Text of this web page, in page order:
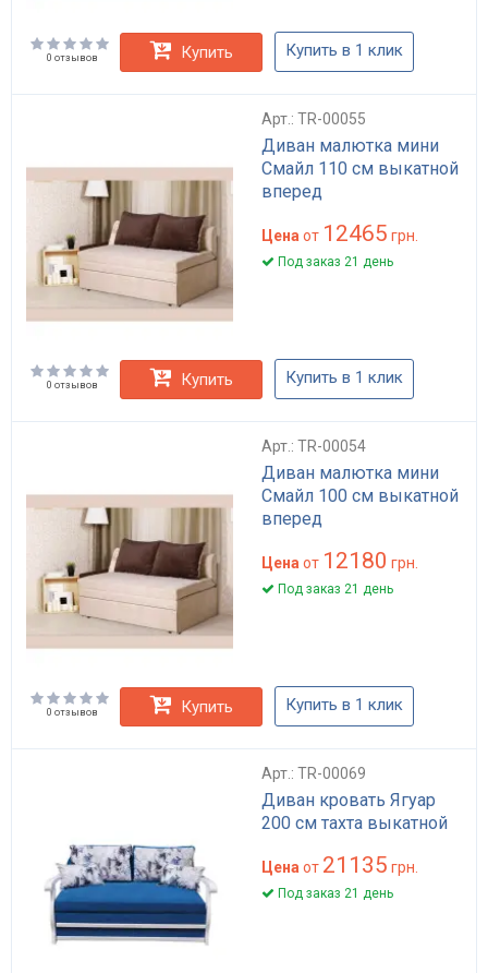
0 отзывов Купить Купить в 1 клик
Арт.: TR-00055
Диван малютка мини
Смайл 110 см выкатной
вперед
Цена от 12465 грн.
Под заказ 21 день
0 отзывов Купить Купить в 1 клик
Арт.: TR-00054
Диван малютка мини
Смайл 100 см выкатной
вперед
Цена от 12180 грн.
Под заказ 21 день
0 отзывов Купить Купить в 1 клик
Арт.: TR-00069
Диван кровать Ягуар
200 см тахта выкатной
Цена от 21135 грн.
Под заказ 21 день